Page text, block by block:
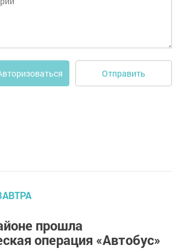
Отправить
прошла
операция «Автобус»